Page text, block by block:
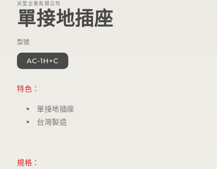
開
啟
多
體
1
米里企業有限公司
單接地插座
型號
AC-1H+C
特色：
單接地插座
台灣製造
規格：